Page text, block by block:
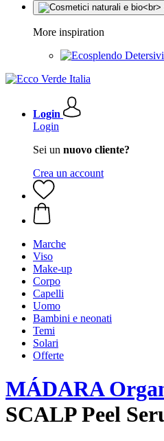
More inspiration
Login
Login
Sei un nuovo cliente?
Crea un account
Marche
Viso
Make-up
Corpo
Capelli
Uomo
Bambini e neonati
Temi
Solari
Offerte
MÁDARA
SCALP Peel